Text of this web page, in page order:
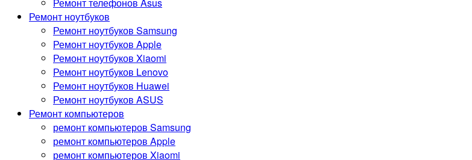
Ремонт ноутбуков
Ремонт ноутбуков Samsung
Ремонт ноутбуков Apple
Ремонт ноутбуков Xiaomi
Ремонт ноутбуков Lenovo
Ремонт ноутбуков Huawei
Ремонт ноутбуков ASUS
Ремонт компьютеров
ремонт компьютеров Samsung
ремонт компьютеров Apple
ремонт компьютеров Xiaomi